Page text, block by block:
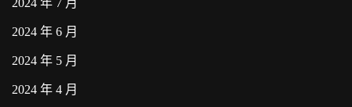
2024 年 6 月
2024 年 5 月
2024 年 4 月